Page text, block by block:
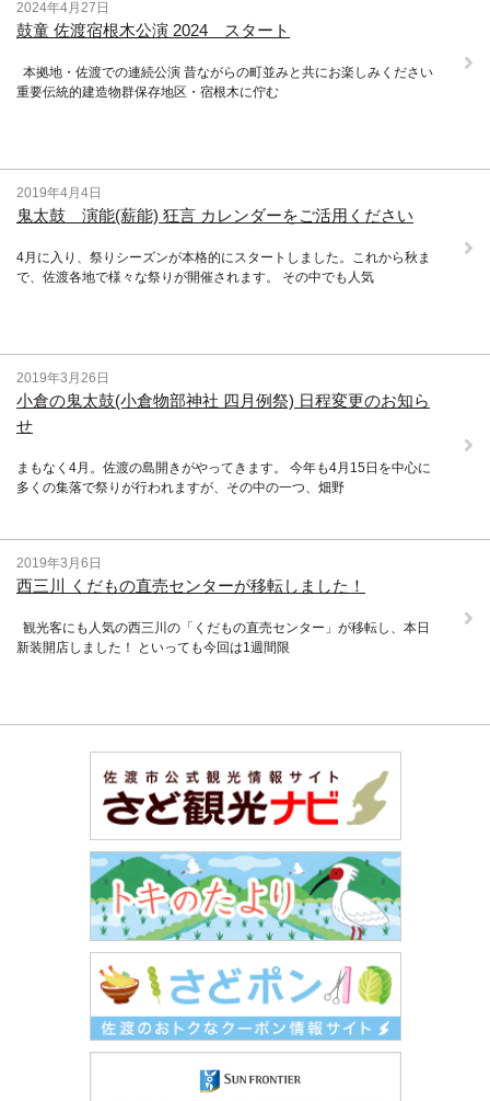
2024年4月27日
鼓童 佐渡宿根木公演 2024 スタート
本拠地・佐渡での連続公演 昔ながらの町並みと共にお楽しみください
重要伝統的建造物群保存地区・宿根木に佇む
2019年4月4日
鬼太鼓 演能(薪能) 狂言 カレンダーをご活用ください
4月に入り、祭りシーズンが本格的にスタートしました。これから秋ま
で、佐渡各地で様々な祭りが開催されます。 その中でも人気
2019年3月26日
小倉の鬼太鼓(小倉物部神社 四月例祭) 日程変更のお知ら
せ
まもなく4月。佐渡の島開きがやってきます。 今年も4月15日を中心に
多くの集落で祭りが行われますが、その中の一つ、畑野
2019年3月6日
西三川 くだもの直売センターが移転しました！
観光客にも人気の西三川の「くだもの直売センター」が移転し、本日
新装開店しました！ といっても今回は1週間限